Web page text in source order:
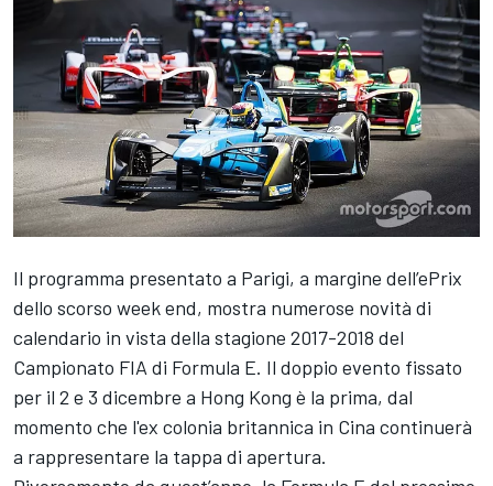
Il programma presentato a Parigi, a margine dell’ePrix
dello scorso week end, mostra numerose novità di
calendario in vista della stagione 2017-2018 del
Campionato FIA di Formula E. Il doppio evento fissato
per il 2 e 3 dicembre a Hong Kong è la prima, dal
momento che l'ex colonia britannica in Cina continuerà
a rappresentare la tappa di apertura.